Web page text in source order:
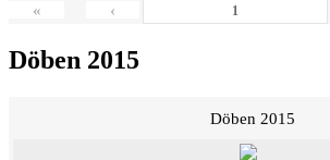
« ‹
Döben 2015
Döben 2015